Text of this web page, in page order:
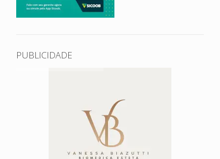
PUBLICIDADE